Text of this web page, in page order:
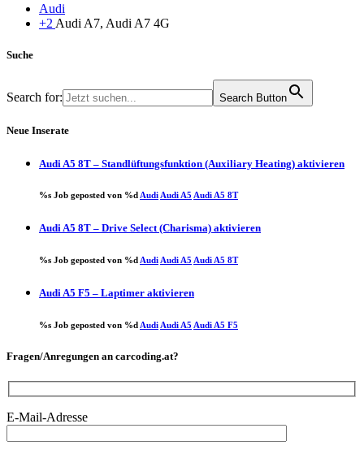
Audi
+2 Audi A7, Audi A7 4G
Suche
Search for: Search Button
Neue Inserate
Audi A5 8T – Standlüftungsfunktion (Auxiliary Heating) aktivieren
%s Job geposted von %dAudiAudi A5 Audi A5 8T
Audi A5 8T – Drive Select (Charisma) aktivieren
%s Job geposted von %dAudiAudi A5 Audi A5 8T
Audi A5 F5 – Laptimer aktivieren
%s Job geposted von %d Audi Audi A5 Audi A5 F5
Fragen/Anregungen an carcoding.at?
E-Mail-Adresse